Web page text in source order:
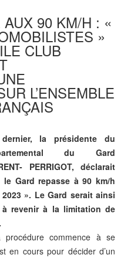
90 KM/H : «
»
CLUB
L’ENSEMBLE
la présidente du
du Gard
PERRIGOT, déclarait
Gard repasse à 90 km/h
». Le Gard serait ainsi
à revenir à la limitation de
commence à se
en cours pour décider d’un